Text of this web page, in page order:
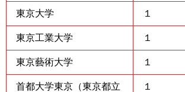
東京大学 １
東京工業大学 １
東京藝術大学 １
首都大学東京（東京都立
１